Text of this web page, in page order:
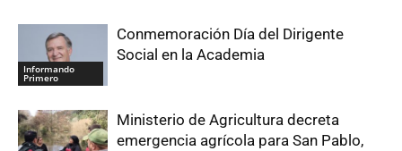
Informando
Primero
Conmemoración Día del Dirigente
Social en la Academia
Ministerio de Agricultura decreta
emergencia agrícola para San Pablo,